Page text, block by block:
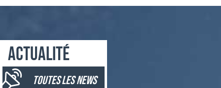
Actualité
toutes les news